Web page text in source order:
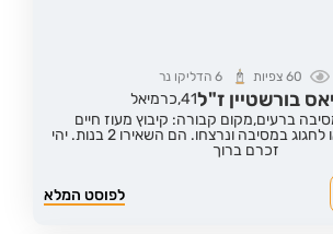
60 צפיות 6הדליקו נר
בורשטיין ז"ל41, כרמיאל
ברעים,מקום קבורה: קיבוץ מעוז חיים
מטיאס ורעייתו יצאו לחגוג במסיבה ונרצחו. הם השאירו 2 בנות. יהי
זכרם ברוך
לפוסט המלא